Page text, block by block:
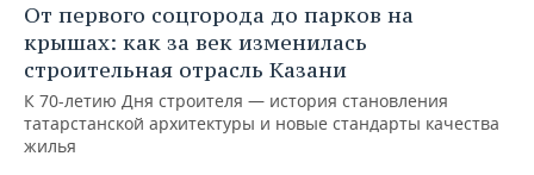
От первого соцгорода до парков на
крышах: как за век изменилась
строительная отрасль Казани
К 70-летию Дня строителя — история становления
татарстанской архитектуры и новые стандарты качества
жилья